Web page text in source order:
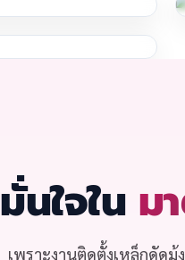
มั่นใจใน ม
เพราะงานติดตั้งเหล็กดัด